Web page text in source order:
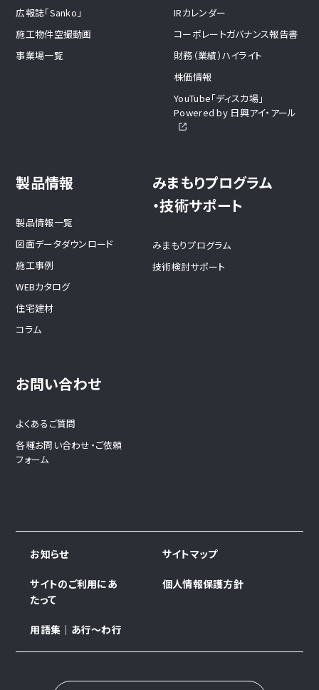
広報誌「Sanko」
施工物件空撮動画
事業場一覧
IRカレンダー
コーポレートガバナンス報告書
財務（業績）ハイライト
株価情報
YouTube「ディスカ場」
Powered by 日興アイ・アール
製品情報
製品情報一覧
図面データダウンロード
施工事例
WEBカタログ
住宅建材
コラム
みまもりプログラム
・技術サポート
みまもりプログラム
技術検討サポート
お問い合わせ
よくあるご質問
各種お問い合わせ・ご依頼
フォーム
お知らせ サイトマップ
サイトのご利用にあ
たって
個人情報保護方針
用語集｜あ行～わ行